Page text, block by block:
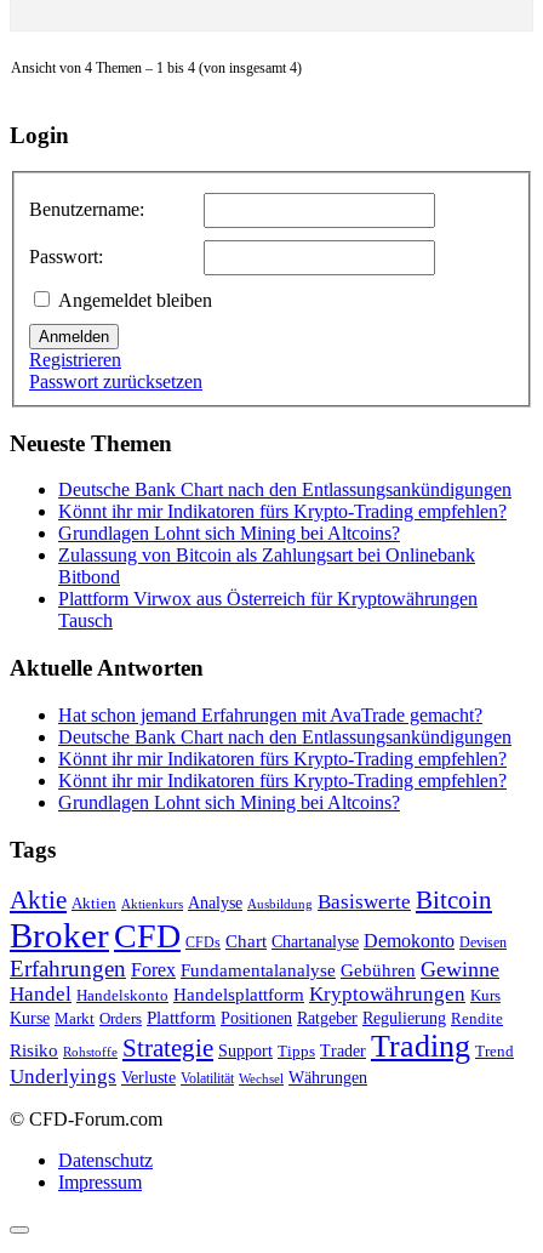
Ansicht von 4 Themen – 1 bis 4 (von insgesamt 4)
Login
Benutzername:
Passwort:
Angemeldet bleiben
Anmelden
Registrieren
Passwort zurücksetzen
Neueste Themen
Deutsche Bank Chart nach den Entlassungsankündigungen
Könnt ihr mir Indikatoren fürs Krypto-Trading empfehlen?
Grundlagen Lohnt sich Mining bei Altcoins?
Zulassung von Bitcoin als Zahlungsart bei Onlinebank
Bitbond
Plattform Virwox aus Österreich für Kryptowährungen
Tausch
Aktuelle Antworten
Hat schon jemand Erfahrungen mit AvaTrade gemacht?
Deutsche Bank Chart nach den Entlassungsankündigungen
Könnt ihr mir Indikatoren fürs Krypto-Trading empfehlen?
Könnt ihr mir Indikatoren fürs Krypto-Trading empfehlen?
Grundlagen Lohnt sich Mining bei Altcoins?
Tags
Aktie Aktien Aktienkurs Analyse Ausbildung Basiswerte Bitcoin
BrokerCFD CFDs Chart Chartanalyse Demokonto Devisen
Erfahrungen Forex Fundamentalanalyse Gebühren Gewinne
Handel Handelskonto Handelsplattform Kryptowährungen Kurs
Kurse Markt Orders Plattform Positionen Ratgeber Regulierung Rendite
Risiko Rohstoffe Strategie Support Tipps Trader Trading Trend
Underlyings Verluste Volatilität Wechsel Währungen
© CFD-Forum.com
Datenschutz
Impressum